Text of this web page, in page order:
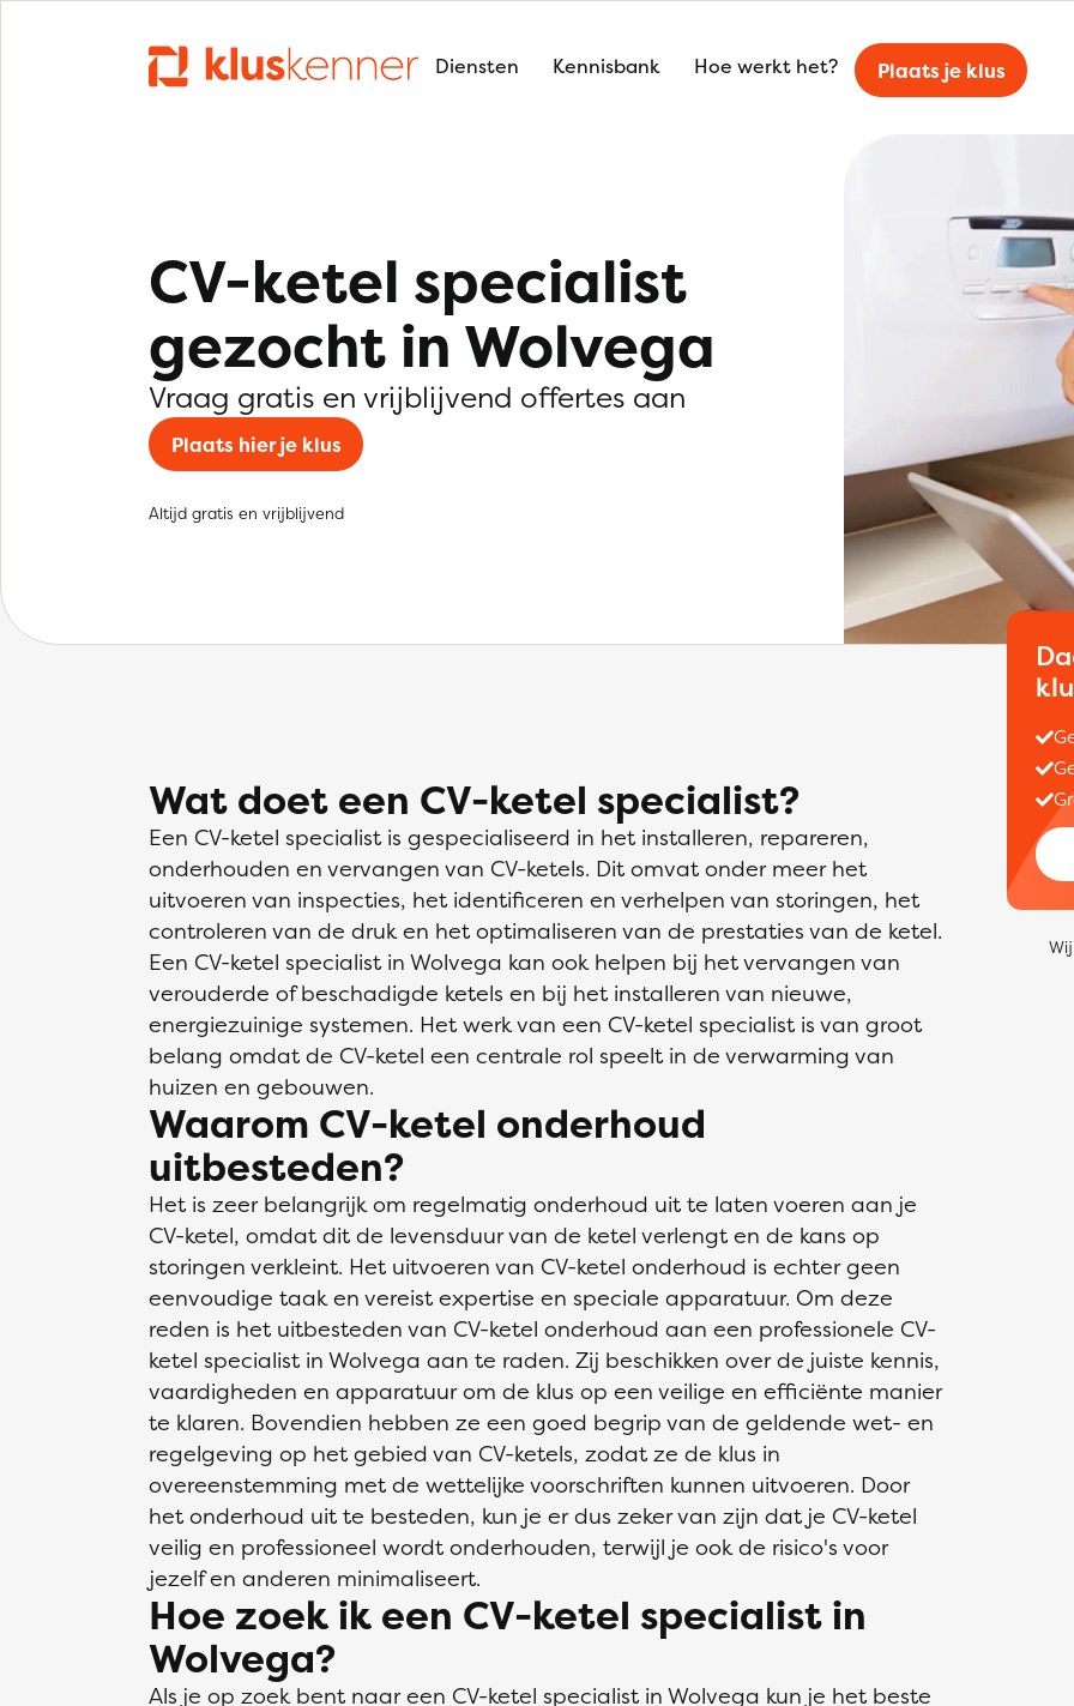
Diensten Kennisbank Hoe werkt het? Plaats je klus
CV-ketel specialist
gezocht in Wolvega
Vraag gratis en vrijblijvend offertes aan
Plaats hier je klus
Altijd gratis en vrijblijvend
Wat doet een CV-ketel specialist?
Een CV-ketel specialist is gespecialiseerd in het installeren, repareren,
onderhouden en vervangen van CV-ketels. Dit omvat onder meer het
uitvoeren van inspecties, het identificeren en verhelpen van storingen, het
controleren van de druk en het optimaliseren van de prestaties van de ketel.
Een CV-ketel specialist in Wolvega kan ook helpen bij het vervangen van
verouderde of beschadigde ketels en bij het installeren van nieuwe,
energiezuinige systemen. Het werk van een CV-ketel specialist is van groot
belang omdat de CV-ketel een centrale rol speelt in de verwarming van
huizen en gebouwen.
Waarom CV-ketel onderhoud
uitbesteden?
Het is zeer belangrijk om regelmatig onderhoud uit te laten voeren aan je
CV-ketel, omdat dit de levensduur van de ketel verlengt en de kans op
storingen verkleint. Het uitvoeren van CV-ketel onderhoud is echter geen
eenvoudige taak en vereist expertise en speciale apparatuur. Om deze
reden is het uitbesteden van CV-ketel onderhoud aan een professionele CV-
ketel specialist in Wolvega aan te raden. Zij beschikken over de juiste kennis,
vaardigheden en apparatuur om de klus op een veilige en efficiënte manier
te klaren. Bovendien hebben ze een goed begrip van de geldende wet- en
regelgeving op het gebied van CV-ketels, zodat ze de klus in
overeenstemming met de wettelijke voorschriften kunnen uitvoeren. Door
het onderhoud uit te besteden, kun je er dus zeker van zijn dat je CV-ketel
veilig en professioneel wordt onderhouden, terwijl je ook de risico's voor
jezelf en anderen minimaliseert.
Hoe zoek ik een CV-ketel specialist in
Wolvega?
Als je op zoek bent naar een CV-ketel specialist in Wolvega kun je het beste